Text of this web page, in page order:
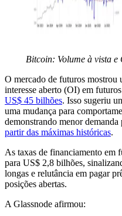
Bitcoin: Volume à vista
O mercado de futuros mostrou
interesse aberto (OI) em futuros
US$ 45 bilhões. Isso sugeriu
uma mudança para
demonstrando menor demanda
partir das máximas históricas.
As taxas de financiamento em
para US$ 2,8 bilhões,
longas e relutância em pagar
posições abertas.
A Glassnode afirmou: